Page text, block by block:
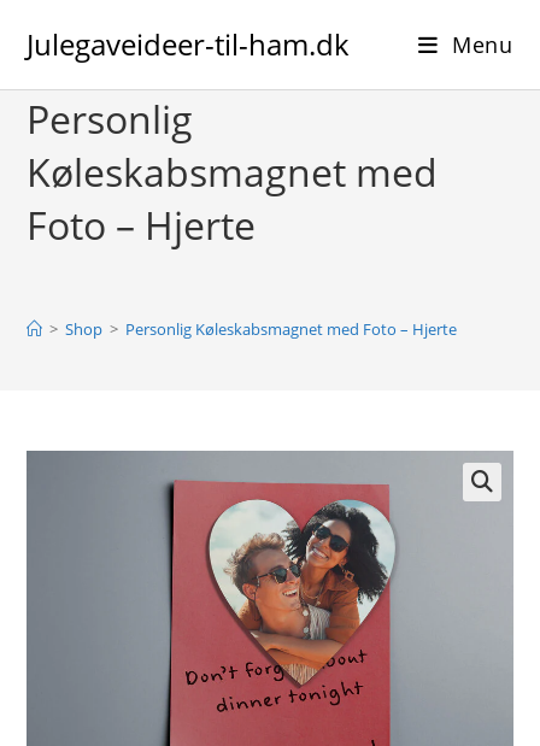
content
Julegaveideer-til-ham.dk Menu
Personlig
Køleskabsmagnet med
Foto – Hjerte
> Shop > Personlig Køleskabsmagnet med Foto – Hjerte